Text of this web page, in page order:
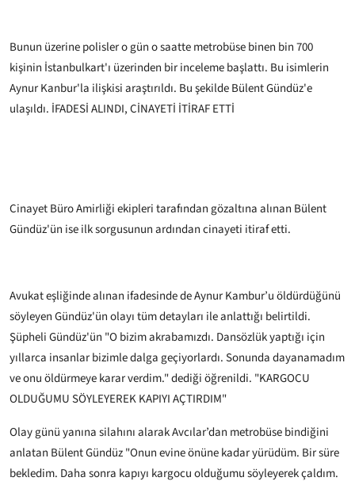
Bunun üzerine polisler o gün o saatte metrobüse binen bin 700
kişinin İstanbulkart'ı üzerinden bir inceleme başlattı. Bu isimlerin
Aynur Kanbur'la ilişkisi araştırıldı. Bu şekilde Bülent Gündüz'e
ulaşıldı. İFADESİ ALINDI, CİNAYETİ İTİRAF ETTİ
Cinayet Büro Amirliği ekipleri tarafından gözaltına alınan Bülent
Gündüz'ün ise ilk sorgusunun ardından cinayeti itiraf etti.
Avukat eşliğinde alınan ifadesinde de Aynur Kambur’u öldürdüğünü
söyleyen Gündüz'ün olayı tüm detayları ile anlattığı belirtildi.
Şüpheli Gündüz'ün "O bizim akrabamızdı. Dansözlük yaptığı için
yıllarca insanlar bizimle dalga geçiyorlardı. Sonunda dayanamadım
ve onu öldürmeye karar verdim." dediği öğrenildi. "KARGOCU
OLDUĞUMU SÖYLEYEREK KAPIYI AÇTIRDIM"
Olay günü yanına silahını alarak Avcılar’dan metrobüse bindiğini
anlatan Bülent Gündüz "Onun evine önüne kadar yürüdüm. Bir süre
bekledim. Daha sonra kapıyı kargocu olduğumu söyleyerek çaldım.